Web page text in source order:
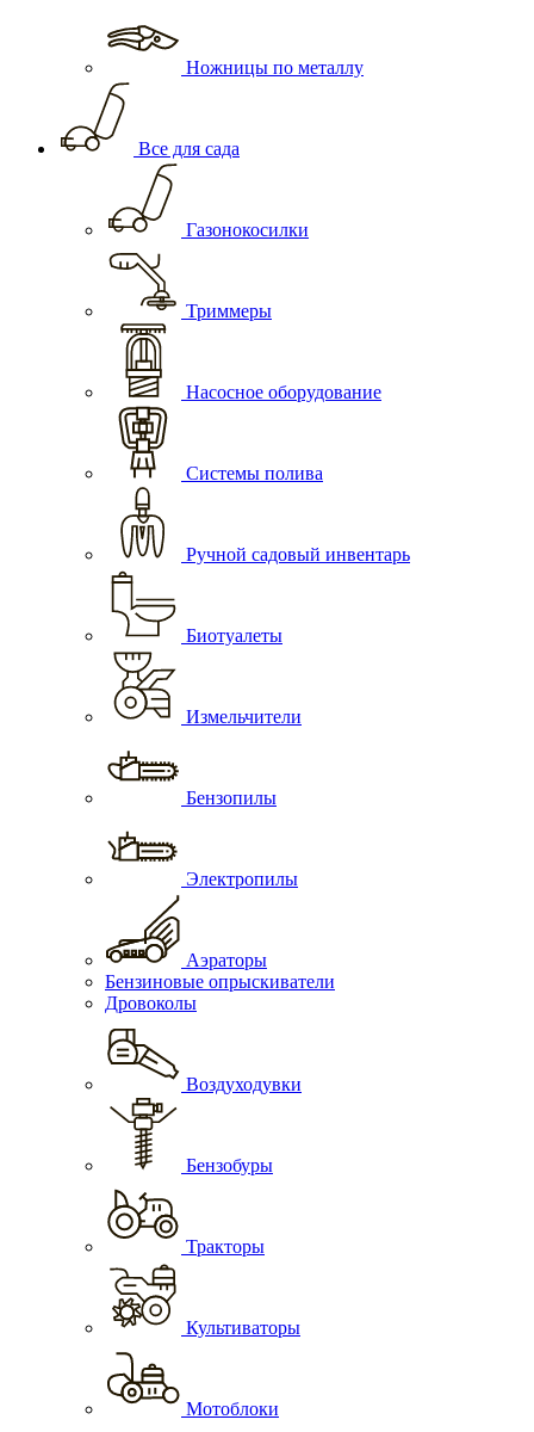
Ножницы по металлу
Все для сада
Газонокосилки
Триммеры
Насосное оборудование
Системы полива
Ручной садовый инвентарь
Биотуалеты
Измельчители
Бензопилы
Электропилы
Аэраторы
Бензиновые опрыскиватели
Дровоколы
Воздуходувки
Бензобуры
Тракторы
Культиваторы
Мотоблоки